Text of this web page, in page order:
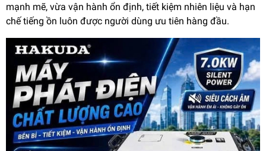
mạnh mẽ, vừa vận hành ổn định, tiết kiệm nhiên liệu và hạn
chế tiếng ồn luôn được người dùng ưu tiên hàng đầu.